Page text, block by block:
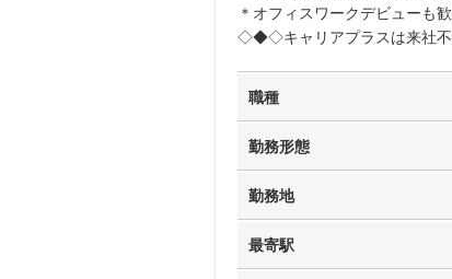
＊オフィスワークデビューも
◇◆◇キャリアプラスは来社
職種
勤務形態
勤務地
最寄駅